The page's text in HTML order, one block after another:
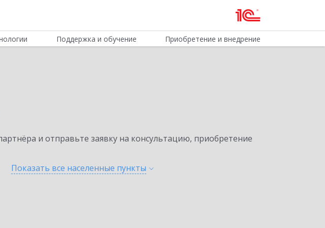
Поддержка и обучение Приобретение и внедрение
и отправьте заявку на консультацию, приобретение
Показать все населенные пункты